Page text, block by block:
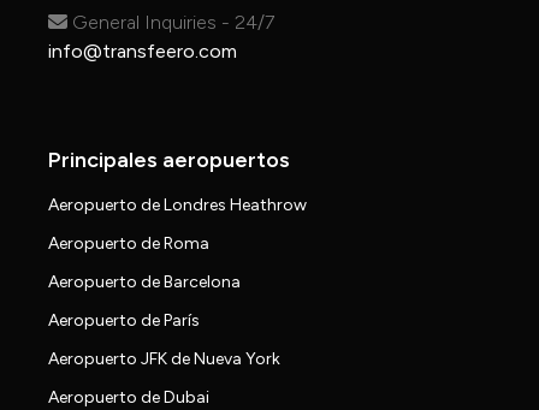
General Inquiries - 24/7
info@transfeero.com
Principales aeropuertos
Aeropuerto de Londres Heathrow
Aeropuerto de Roma
Aeropuerto de Barcelona
Aeropuerto de París
Aeropuerto JFK de Nueva York
Aeropuerto de Dubai